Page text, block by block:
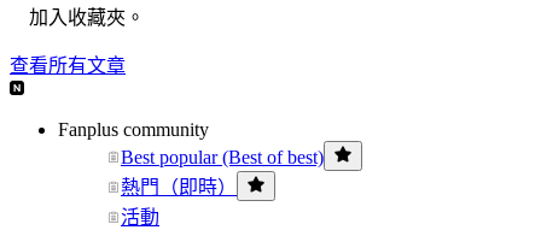
加入收藏夾。
查看所有文章
Fanplus community
Best popular (Best of best)
熱門（即時）
活動